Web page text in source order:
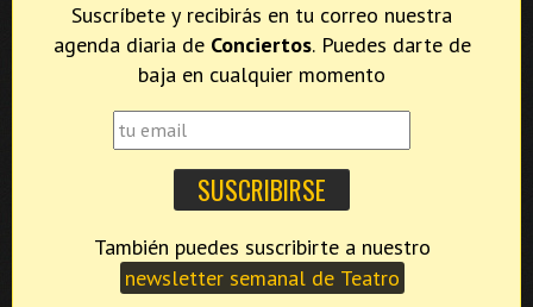
Suscríbete y recibirás en tu correo nuestra
agenda diaria de Conciertos. Puedes darte de
baja en cualquier momento
newsletter semanal de Teatro